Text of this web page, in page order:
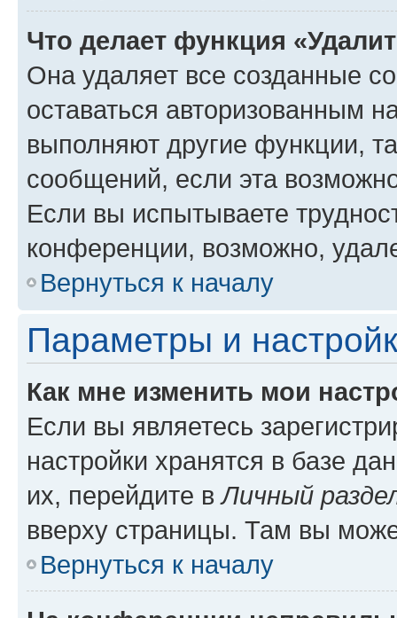
Что делает функция
Она удаляет все созданные
оставаться авторизованным
выполняют другие функции,
сообщений, если эта
Если вы испытываете
конференции, возможно,
Вернуться к началу
Параметры и
Как мне изменить мои
Если вы являетесь
настройки хранятся в базе
их, перейдите вЛичный
вверху страницы. Там вы
Вернуться к началу